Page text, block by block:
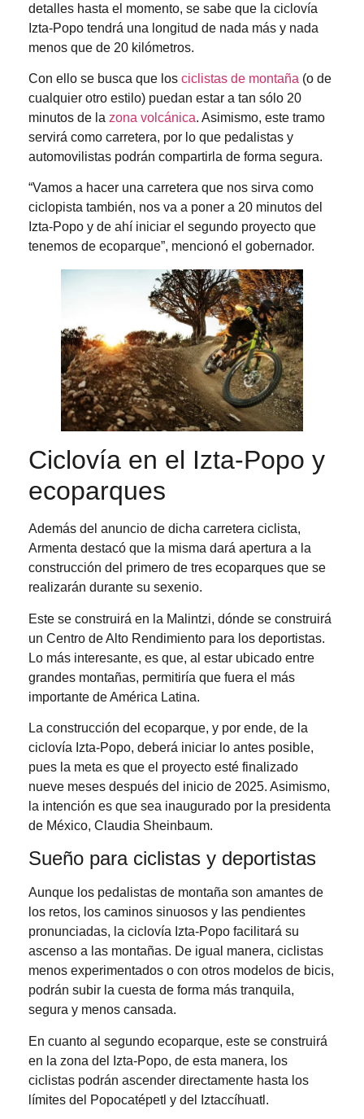
detalles hasta el momento, se sabe que la ciclovía
Izta-Popo tendrá una longitud de nada más y nada
menos que de 20 kilómetros.
Con ello se busca que los ciclistas de montaña (o de
cualquier otro estilo) puedan estar a tan sólo 20
minutos de la zona volcánica. Asimismo, este tramo
servirá como carretera, por lo que pedalistas y
automovilistas podrán compartirla de forma segura.
“Vamos a hacer una carretera que nos sirva como
ciclopista también, nos va a poner a 20 minutos del
Izta-Popo y de ahí iniciar el segundo proyecto que
tenemos de ecoparque”, mencionó el gobernador.
Ciclovía en el Izta-Popo y
ecoparques
Además del anuncio de dicha carretera ciclista,
Armenta destacó que la misma dará apertura a la
construcción del primero de tres ecoparques que se
realizarán durante su sexenio.
Este se construirá en la Malintzi, dónde se construirá
un Centro de Alto Rendimiento para los deportistas.
Lo más interesante, es que, al estar ubicado entre
grandes montañas, permitiría que fuera el más
importante de América Latina.
La construcción del ecoparque, y por ende, de la
ciclovía Izta-Popo, deberá iniciar lo antes posible,
pues la meta es que el proyecto esté finalizado
nueve meses después del inicio de 2025. Asimismo,
la intención es que sea inaugurado por la presidenta
de México, Claudia Sheinbaum.
Sueño para ciclistas y deportistas
Aunque los pedalistas de montaña son amantes de
los retos, los caminos sinuosos y las pendientes
pronunciadas, la ciclovía Izta-Popo facilitará su
ascenso a las montañas. De igual manera, ciclistas
menos experimentados o con otros modelos de bicis,
podrán subir la cuesta de forma más tranquila,
segura y menos cansada.
En cuanto al segundo ecoparque, este se construirá
en la zona del Izta-Popo, de esta manera, los
ciclistas podrán ascender directamente hasta los
límites del Popocatépetl y del Iztaccíhuatl.